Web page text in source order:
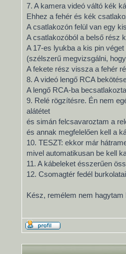
7. A kamera videó váltó kék
Ehhez a fehér és kék
A csatlakozón felül van egy
A csatlakozóból a belső rész
A 17-es lyukba a kis pin
(szélszerű megvizsgálni,
A fekete rész vissza a fehér
8. A videó lengő RCA
A lengő RCA-ba
9. Relé rögzítésre. Én nem
alátétet
és simán felcsavaroztam a
és annak megfelelően kell a
10. TESZT: ekkor már
mivel automatikusan be kell
11. A kábeleket ésszerűen
12. Csomagtér fedél
Kész, remélem nem hagytam